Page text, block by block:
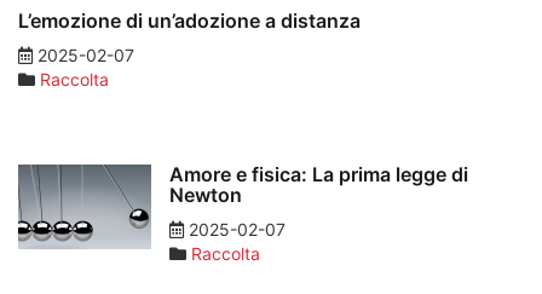
L’emozione di un’adozione a distanza
2025-02-07
Raccolta
Amore e fisica: La prima legge di
Newton
2025-02-07
Raccolta